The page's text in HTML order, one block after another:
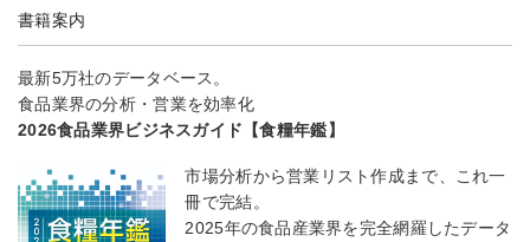
書籍案内
最新5万社のデータベース。
食品業界の分析・営業を効率化
2026食品業界ビジネスガイド【食糧年鑑】
市場分析から営業リスト作成まで、これ一
冊で完結。
2025年の食品産業界を完全網羅したデータ